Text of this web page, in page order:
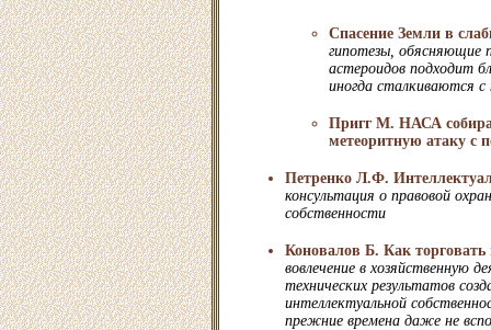
Спасение Земли в
гипотезы, обясняющие
астероидов подходит
иногда сталкиваются с
Пригг М. НАСА
метеоритную атаку с
Петренко Л.Ф.
консультация о правовой
собственности
Коновалов Б. Как торговать
вовлечение в хозяйственную
технических результатов
интеллектуальной
прежние времена даже не